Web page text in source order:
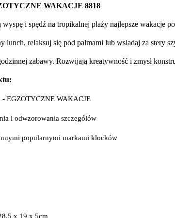
WAKACJE 8818
wyspę i spędź na tropikalnej plaży najlepsze wakacje
lunch, relaksuj się pod palmami lub wsiadaj za stery
zabawy. Rozwijają kreatywność i zmysł
- EGZOTYCZNE WAKACJE
i odwzorowania szczegółów
popularnymi markami klocków
x 19 x 5cm